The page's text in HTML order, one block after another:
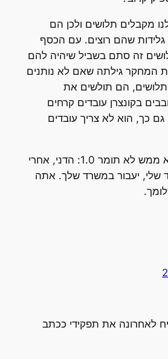
מקבלים תלושים ולכן הם
גלידות שהם רוצים. עם הכסף
זה סתם בשביל שיהיה להם
המחקר גילתה שאם לא נותנים
הם תולשים את
בקונצרן עובדים קרחים
גם כך, הוא לא צריך עובדים
ובאשר לאחד שהוא ממש לא תומר 1.0: הדני, אחרי
שלי, יעבור במשרד שלך. אתה
לאחרונה את תפקידי ככתב